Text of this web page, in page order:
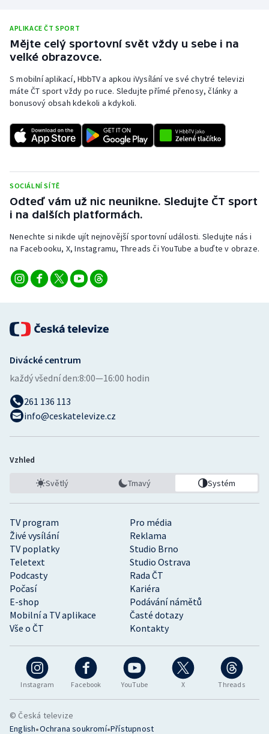
APLIKACE ČT SPORT
Mějte celý sportovní svět vždy u sebe i na
velké obrazovce.
S mobilní aplikací, HbbTV a apkou iVysílání ve své chytré televizi
máte ČT sport vždy po ruce. Sledujte přímé přenosy, články a
bonusový obsah kdekoli a kdykoli.
SOCIÁLNÍ SÍTĚ
Odteď vám už nic neunikne. Sledujte ČT sport
i na dalších platformách.
Nenechte si nikde ujít nejnovější sportovní události. Sledujte nás i
na Facebooku, X, Instagramu, Threads či YouTube a buďte v obraze.
Instagram Facebook YouTube X Threads
TV program
Pro média
Živé vysílání
Reklama
TV poplatky
Studio Brno
Teletext
Studio Ostrava
Podcasty
Rada ČT
Počasí
Kariéra
E-shop
Podávání námětů
Mobilní a TV aplikace
Časté dotazy
Vše o ČT
Kontakty
Divácké centrum
každý všední den:8:00—16:00 hodin
261 136 113
info@ceskatelevize.cz
Vzhled
Světlý Tmavý Systém
© Česká televize
English•Ochrana soukromí•Přístupnost